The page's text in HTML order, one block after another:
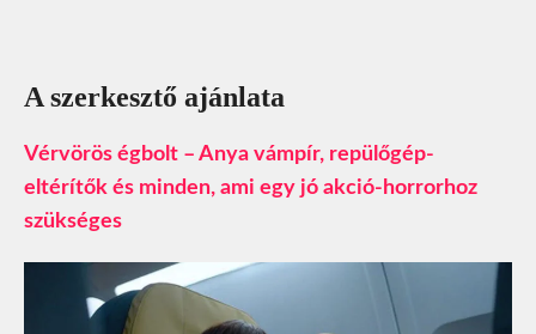
A szerkesztő ajánlata
Vérvörös égbolt – Anya vámpír, repülőgép-
eltérítők és minden, ami egy jó akció-horrorhoz
szükséges